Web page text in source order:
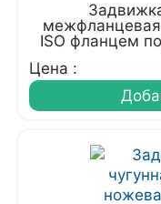
ISO фланцем
Цена :